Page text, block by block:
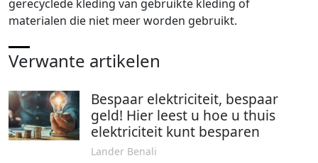
gerecyclede kleding van gebruikte kleding of
materialen die niet meer worden gebruikt.
Verwante artikelen
Bespaar elektriciteit, bespaar
geld! Hier leest u hoe u thuis
elektriciteit kunt besparen
Lander Benali